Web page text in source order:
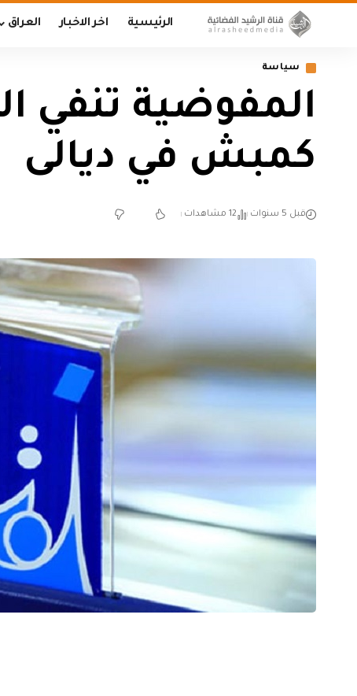
الرئيسية اخر الاخبار العراق
سياسة
المفوضية تنفي
كمبش في ديالى
قبل 5 سنوات 12 مشاهدات